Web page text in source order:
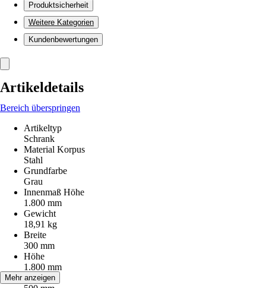
Produktsicherheit
Weitere Kategorien
Kundenbewertungen
Artikeldetails
Bereich überspringen
Artikeltyp
Schrank
Material Korpus
Stahl
Grundfarbe
Grau
Innenmaß Höhe
1.800 mm
Gewicht
18,91 kg
Breite
300 mm
Höhe
1.800 mm
Tiefe
Mehr anzeigen